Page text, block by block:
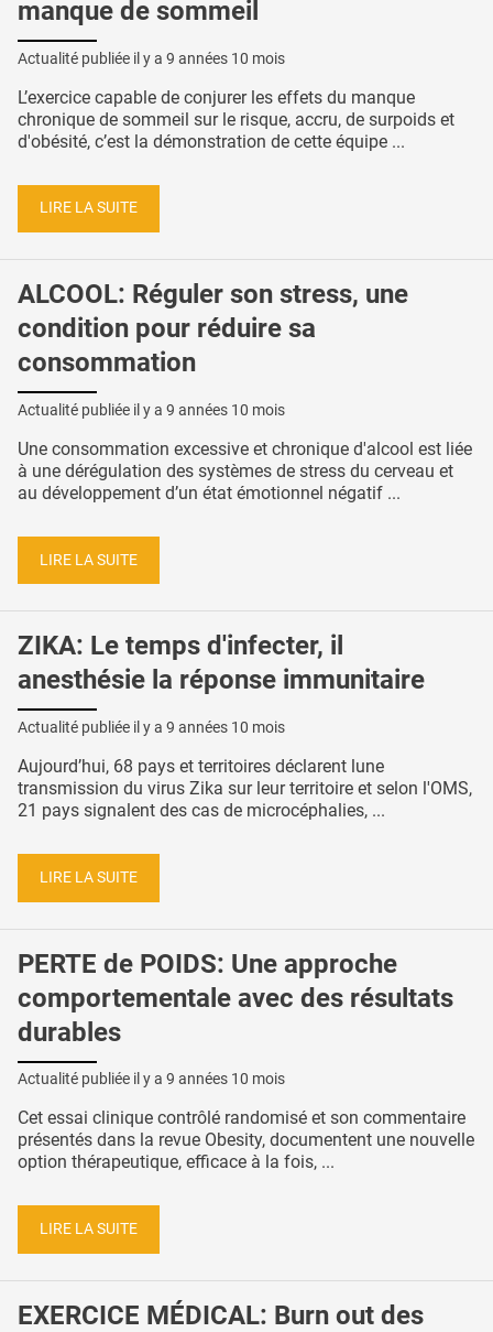
manque de sommeil
Actualité publiée il y a 9 années 10 mois
L’exercice capable de conjurer les effets du manque
chronique de sommeil sur le risque, accru, de surpoids et
d'obésité, c’est la démonstration de cette équipe ...
LIRE LA SUITE
ALCOOL: Réguler son stress, une
condition pour réduire sa
consommation
Actualité publiée il y a 9 années 10 mois
Une consommation excessive et chronique d'alcool est liée
à une dérégulation des systèmes de stress du cerveau et
au développement d’un état émotionnel négatif ...
LIRE LA SUITE
ZIKA: Le temps d'infecter, il
anesthésie la réponse immunitaire
Actualité publiée il y a 9 années 10 mois
Aujourd’hui, 68 pays et territoires déclarent lune
transmission du virus Zika sur leur territoire et selon l'OMS,
21 pays signalent des cas de microcéphalies, ...
LIRE LA SUITE
PERTE de POIDS: Une approche
comportementale avec des résultats
durables
Actualité publiée il y a 9 années 10 mois
Cet essai clinique contrôlé randomisé et son commentaire
présentés dans la revue Obesity, documentent une nouvelle
option thérapeutique, efficace à la fois, ...
LIRE LA SUITE
EXERCICE MÉDICAL: Burn out des